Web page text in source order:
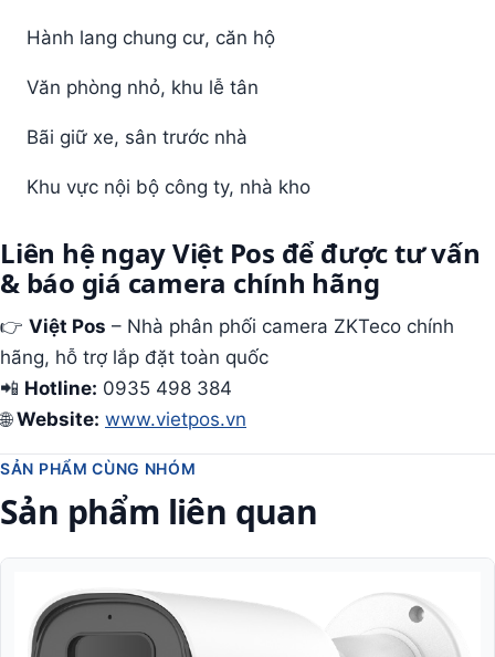
Hành lang chung cư, căn hộ
Văn phòng nhỏ, khu lễ tân
Bãi giữ xe, sân trước nhà
Khu vực nội bộ công ty, nhà kho
Liên hệ ngay Việt Pos để được tư vấn
& báo giá camera chính hãng
👉 Việt Pos – Nhà phân phối camera ZKTeco chính
hãng, hỗ trợ lắp đặt toàn quốc
📲 Hotline: 0935 498 384
🌐Website: www.vietpos.vn
SẢN PHẨM CÙNG NHÓM
Sản phẩm liên quan